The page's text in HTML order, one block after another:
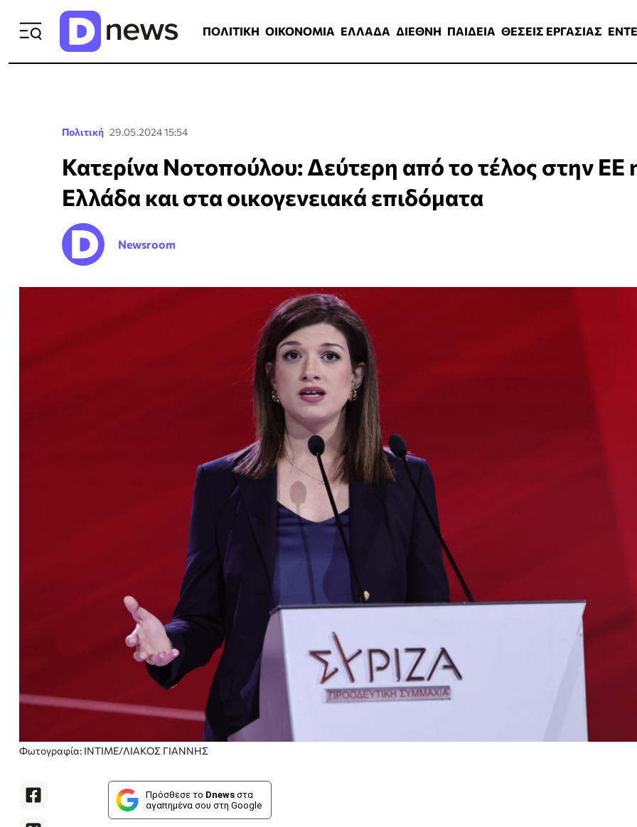
ΠΟΛΙΤΙΚΗ ΟΙΚΟΝΟΜΙΑ ΕΛΛΑΔΑ ΔΙΕΘΝΗ ΠΑΙΔΕΙΑ ΘΕΣΕΙΣ ΕΡΓΑΣΙΑΣ
Πολιτική 29.05.2024 15:54
Κατερίνα Νοτοπούλου: Δεύτερη από το τέλος στην ΕΕ
Ελλάδα και στα οικογενειακά επιδόματα
Newsroom
Φωτογραφία: INTIME/ΛΙΑΚΟΣ ΓΙΑΝΝΗΣ
Πρόσθεσε το Dnews στα
αγαπημένα σου στη Google